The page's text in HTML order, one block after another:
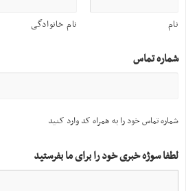
نام نام خانوادگی
شماره تماس
شماره تماس خود را به همراه کد وارد کنید
لطفا سوژه خبری خود را برای ما بفرستید